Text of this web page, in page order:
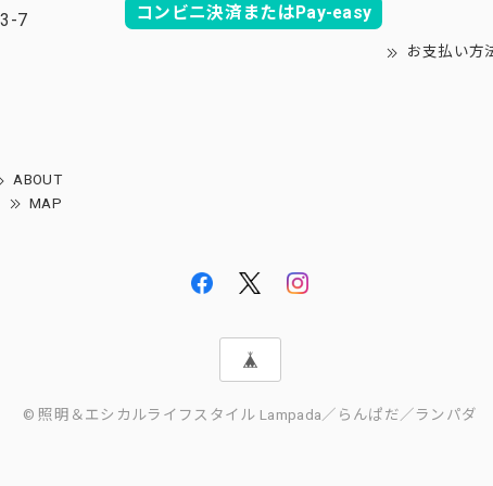
7
ABOUT
MAP
コンビニ決済またはPay-easy
お支払い方
© 照明＆エシカルライフスタイル Lampada／らんぱだ／ランパダ